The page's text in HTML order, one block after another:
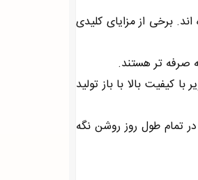
برخی از مزایای کلیدی
صرفه تر هستند.
کیفیت بالا با باز تولید
تمام طول روز روشن نگه